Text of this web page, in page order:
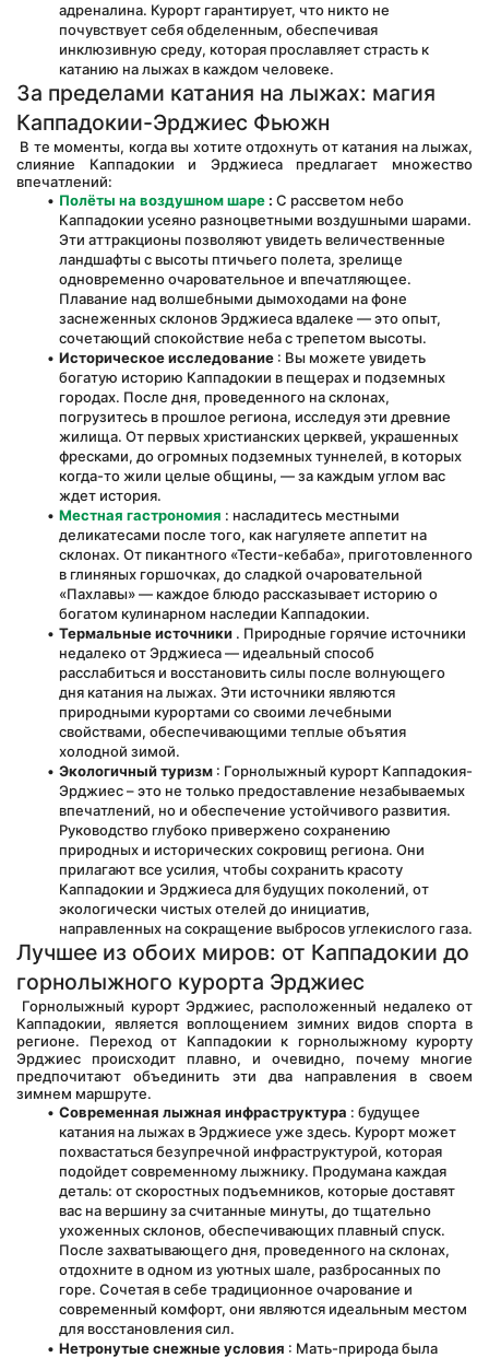
адреналина. Курорт гарантирует, что никто не
почувствует себя обделенным, обеспечивая
инклюзивную среду, которая прославляет страсть к
катанию на лыжах в каждом человеке.
За пределами катания на лыжах: магия
Каппадокии-Эрджиес Фьюжн
слияние Каппадокии и Эрджиеса предлагает множество
впечатлений:
Полёты на воздушном шаре : С рассветом небо
Каппадокии усеяно разноцветными воздушными шарами.
Эти аттракционы позволяют увидеть величественные
ландшафты с высоты птичьего полета, зрелище
одновременно очаровательное и впечатляющее.
Плавание над волшебными дымоходами на фоне
заснеженных склонов Эрджиеса вдалеке — это опыт,
сочетающий спокойствие неба с трепетом высоты.
Историческое исследование : Вы можете увидеть
богатую историю Каппадокии в пещерах и подземных
городах. После дня, проведенного на склонах,
погрузитесь в прошлое региона, исследуя эти древние
жилища. От первых христианских церквей, украшенных
фресками, до огромных подземных туннелей, в которых
когда-то жили целые общины, — за каждым углом вас
ждет история.
Местная гастрономия : насладитесь местными
деликатесами после того, как нагуляете аппетит на
склонах. От пикантного «Тести-кебаба», приготовленного
в глиняных горшочках, до сладкой очаровательной
«Пахлавы» — каждое блюдо рассказывает историю о
богатом кулинарном наследии Каппадокии.
Термальные источники . Природные горячие источники
недалеко от Эрджиеса — идеальный способ
расслабиться и восстановить силы после волнующего
дня катания на лыжах. Эти источники являются
природными курортами со своими лечебными
свойствами, обеспечивающими теплые объятия
холодной зимой.
Экологичный туризм : Горнолыжный курорт Каппадокия-
Эрджиес – это не только предоставление незабываемых
впечатлений, но и обеспечение устойчивого развития.
Руководство глубоко привержено сохранению
природных и исторических сокровищ региона. Они
прилагают все усилия, чтобы сохранить красоту
Каппадокии и Эрджиеса для будущих поколений, от
экологически чистых отелей до инициатив,
направленных на сокращение выбросов углекислого газа.
Лучшее из обоих миров: от Каппадокии до
горнолыжного курорта Эрджиес
Каппадокии, является воплощением зимних видов спорта в
регионе. Переход от Каппадокии к горнолыжному курорту
Эрджиес происходит плавно, и очевидно, почему многие
предпочитают объединить эти два направления в своем
зимнем маршруте.
Современная лыжная инфраструктура : будущее
катания на лыжах в Эрджиесе уже здесь. Курорт может
похвастаться безупречной инфраструктурой, которая
подойдет современному лыжнику. Продумана каждая
деталь: от скоростных подъемников, которые доставят
вас на вершину за считанные минуты, до тщательно
ухоженных склонов, обеспечивающих плавный спуск.
После захватывающего дня, проведенного на склонах,
отдохните в одном из уютных шале, разбросанных по
горе. Сочетая в себе традиционное очарование и
современный комфорт, они являются идеальным местом
для восстановления сил.
Нетронутые снежные условия : Мать-природа была